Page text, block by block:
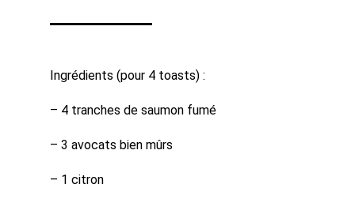
Ingrédients (pour 4 toasts) :
– 4 tranches de saumon fumé
– 3 avocats bien mûrs
– 1 citron